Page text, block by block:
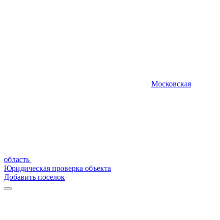
Московская
область
Юридическая проверка объекта
Добавить поселок